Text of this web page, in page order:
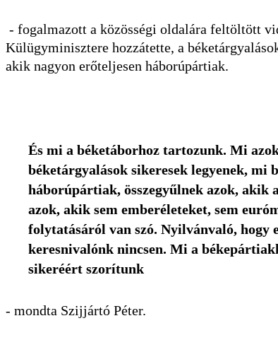
- fogalmazott a közösségi oldalára feltöltött
Külügyminisztere hozzátette, a
akik nagyon erőteljesen háborúpártiak.
És mi a béketáborhoz tartozunk. Mi
béketárgyalások sikeresek legyenek, mi
háborúpártiak, összegyűlnek azok, akik
azok, akik sem emberéleteket, sem
folytatásáról van szó. Nyilvánvaló, hogy
keresnivalónk nincsen. Mi a
sikeréért szorítunk
- mondta Szijjártó Péter.